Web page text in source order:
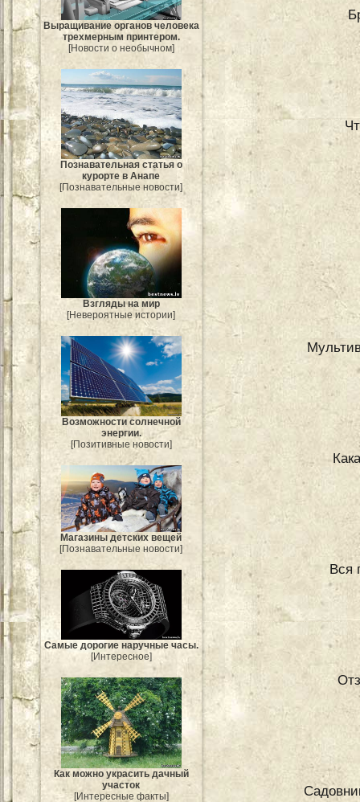
Выращивание органов человека
трехмерным принтером.
[Новости о необычном]
Познавательная статья о
курорте в Анапе
[Познавательные новости]
Взгляды на мир
[Невероятные истории]
Возможности солнечной
энергии.
[Позитивные новости]
Магазины детских вещей
[Познавательные новости]
Самые дорогие наручные часы.
[Интересное]
Как можно украсить дачный
участок
[Интересные факты]
Вся